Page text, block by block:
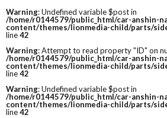
Warning: Undefined variable $post in
/home/r0144579/public_html/car-anshin-
content/themes/lionmedia-child/parts/
line42
Warning: Attempt to read property "ID" on
/home/r0144579/public_html/car-anshin-
content/themes/lionmedia-child/parts/
line42
Warning: Undefined variable $post in
/home/r0144579/public_html/car-anshin-
content/themes/lionmedia-child/parts/
line42